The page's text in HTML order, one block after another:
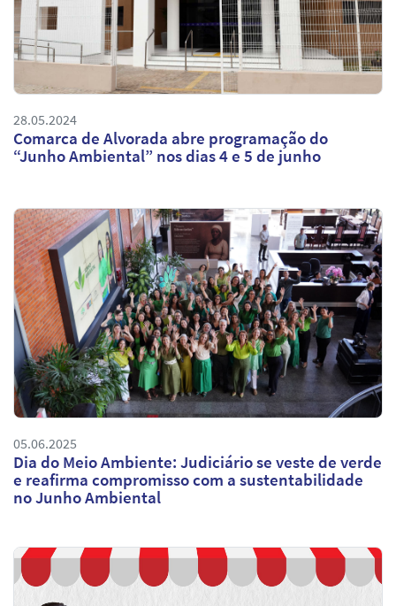
28.05.2024
Comarca de Alvorada abre programação do
“Junho Ambiental” nos dias 4 e 5 de junho
05.06.2025
Dia do Meio Ambiente: Judiciário se veste de verde
e reafirma compromisso com a sustentabilidade
no Junho Ambiental